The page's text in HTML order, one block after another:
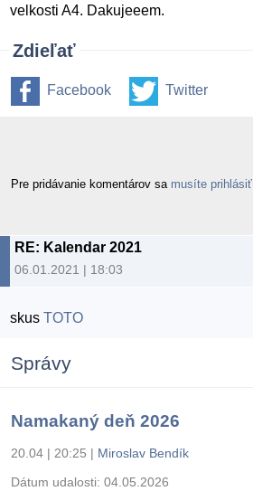
velkosti A4. Dakujeeem.
Zdieľať
Facebook Twitter
Pre pridávanie komentárov sa musíte prihlásiť
RE: Kalendar 2021
06.01.2021 | 18:03
skusTOTO
Správy
Namakaný deň 2026
20.04 | 20:25 | Miroslav Bendík
Dátum udalosti: 04.05.2026